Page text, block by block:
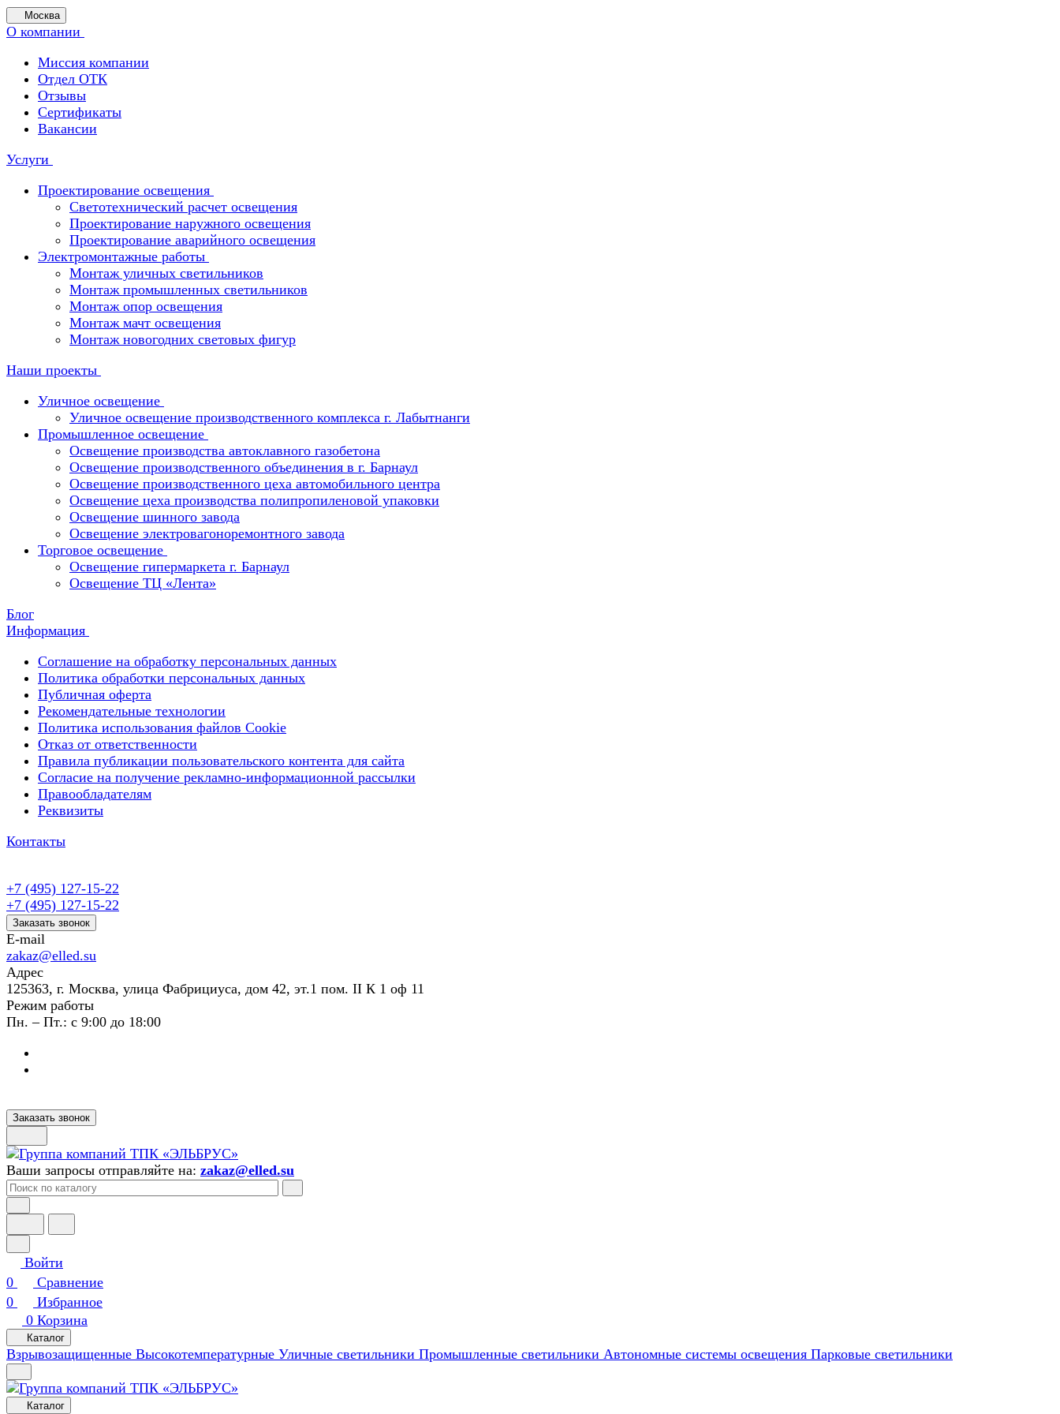
Москва
О компании
Миссия компании
Отдел ОТК
Отзывы
Сертификаты
Вакансии
Услуги
Проектирование освещения
Светотехнический расчет освещения
Проектирование наружного освещения
Проектирование аварийного освещения
Электромонтажные работы
Монтаж уличных светильников
Монтаж промышленных светильников
Монтаж опор освещения
Монтаж мачт освещения
Монтаж новогодних световых фигур
Наши проекты
Уличное освещение
Уличное освещение производственного комплекса г. Лабытнанги
Промышленное освещение
Освещение производства автоклавного газобетона
Освещение производственного объединения в г. Барнаул
Освещение производственного цеха автомобильного центра
Освещение цеха производства полипропиленовой упаковки
Освещение шинного завода
Освещение электровагоноремонтного завода
Торговое освещение
Освещение гипермаркета г. Барнаул
Освещение ТЦ «Лента»
Блог
Информация
Соглашение на обработку персональных данных
Политика обработки персональных данных
Публичная оферта
Рекомендательные технологии
Политика использования файлов Cookie
Отказ от ответственности
Правила публикации пользовательского контента для сайта
Согласие на получение рекламно-информационной рассылки
Правообладателям
Реквизиты
Контакты
+7 (495) 127-15-22
+7 (495) 127-15-22
Заказать звонок
E-mail
zakaz@elled.su
Адрес
125363, г. Москва, улица Фабрициуса, дом 42, эт.1 пом. II К 1 оф 11
Режим работы
Пн. – Пт.: с 9:00 до 18:00
Заказать звонок
Ваши запросы отправляйте на: zakaz@elled.su
Войти
0
Сравнение
0
Избранное
0 Корзина
Каталог
Взрывозащищенные Высокотемпературные Уличные светильники Промышленные светильники Автономные системы освещения Парковые светильники
Каталог